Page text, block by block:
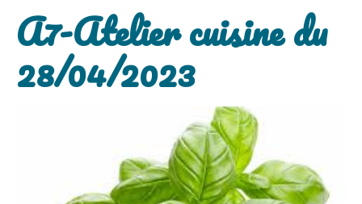
A7-Atelier cuisine du
28/04/2023